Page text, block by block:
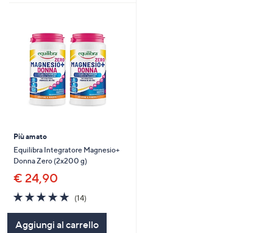
Più amato
Equilibra Integratore Magnesio+
Donna Zero (2x200 g)
€ 24,90
4.9
of
Stars
(14)14
Aggiungi al carrello